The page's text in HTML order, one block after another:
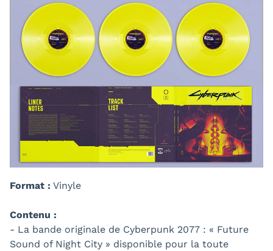
Format : Vinyle
Contenu :
- La bande originale de Cyberpunk 2077 : « Future
Sound of Night City » disponible pour la toute